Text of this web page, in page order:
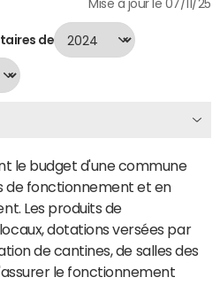
Mise à jour le 07/11/25
de
le budget d'une commune
de fonctionnement et en
Les produits de
dotations versées par
de cantines, de salles des
le fonctionnement